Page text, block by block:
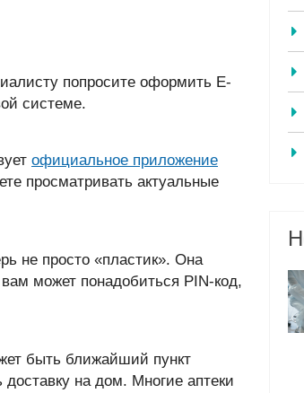
попросите оформить E-
системе.
официальное приложение
просматривать актуальные
не просто «пластик». Она
может понадобиться PIN-код,
быть ближайший пункт
на дом. Многие аптеки